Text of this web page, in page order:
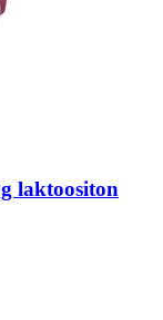
laktoositon